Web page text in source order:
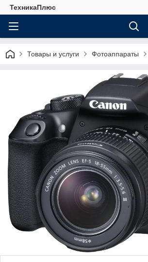
ТехникаПлюс
Товары и услуги Фотоаппараты